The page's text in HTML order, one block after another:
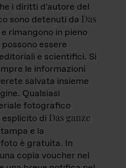
i diritti d'autore del
sono detenuti da Das
rimangono in pieno
essere
e scientifici. Si
le informazioni
salvata insieme
Qualsiasi
fotografico
esplicito di Das ganze
e la
è gratuita. In
copia voucher nel